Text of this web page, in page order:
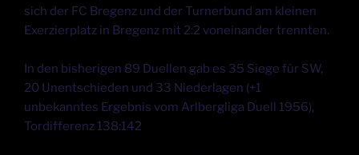
sich der FC Bregenz und der Turnerbund am kleinen
Exerzierplatz in Bregenz mit 2:2 voneinander trennten.
In den bisherigen 89 Duellen gab es 35 Siege für SW,
20 Unentschieden und 33 Niederlagen (+1
unbekanntes Ergebnis vom Arlbergliga Duell 1956),
Tordifferenz 138:142